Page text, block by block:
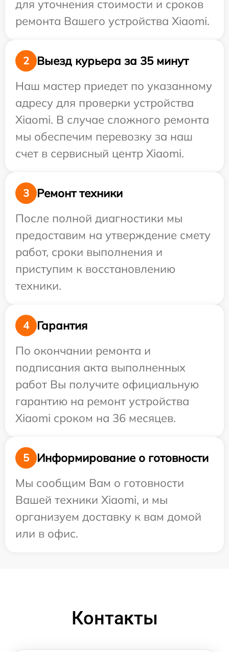
для уточнения стоимости и сроков
ремонта Вашего устройства Xiaomi.
2
Выезд курьера за 35 минут
Наш мастер приедет по указанному
адресу для проверки устройства
Xiaomi. В случае сложного ремонта
мы обеспечим перевозку за наш
счет в сервисный центр Xiaomi.
3
Ремонт техники
После полной диагностики мы
предоставим на утверждение смету
работ, сроки выполнения и
приступим к восстановлению
техники.
4
Гарантия
По окончании ремонта и
подписания акта выполненных
работ Вы получите официальную
гарантию на ремонт устройства
Xiaomi сроком на 36 месяцев.
5
Информирование о готовности
Мы сообщим Вам о готовности
Вашей техники Xiaomi, и мы
организуем доставку к вам домой
или в офис.
Контакты